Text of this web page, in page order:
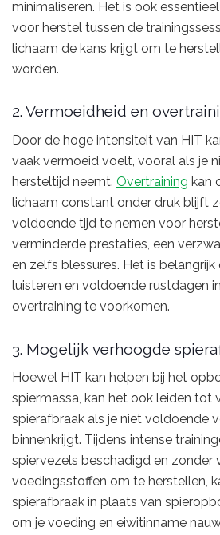
minimaliseren. Het is ook
voor herstel tussen de
lichaam de kans krijgt om te
worden.
2. Vermoeidheid en
Door de hoge intensiteit van HIT
vaak vermoeid voelt, vooral als je
hersteltijd neemt. Overtraining kan
lichaam constant onder druk blijft
voldoende tijd te nemen voor
verminderde prestaties, een
en zelfs blessures. Het is
luisteren en voldoende rustdagen
overtraining te voorkomen.
3. Mogelijk verhoogde
Hoewel HIT kan helpen bij het
spiermassa, kan het ook leiden tot
spierafbraak als je niet voldoende
binnenkrijgt. Tijdens intense
spiervezels beschadigd en zonder
voedingsstoffen om te herstellen,
spierafbraak in plaats van
om je voeding en eiwitinname